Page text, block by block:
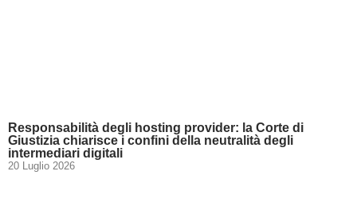
Responsabilità degli hosting provider: la Corte di
Giustizia chiarisce i confini della neutralità degli
intermediari digitali
20 Luglio 2026